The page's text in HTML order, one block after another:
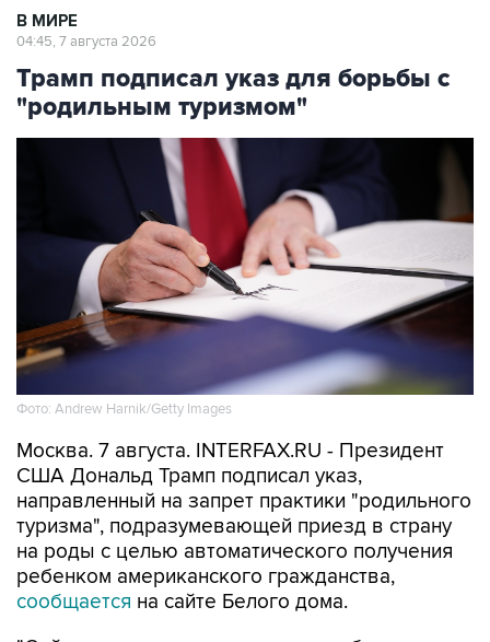
Трамп подписал указ для борьбы с
"родильным туризмом"
Фото: Andrew Harnik/Getty Images
Москва. 7 августа. INTERFAX.RU - Президент
направленный на запрет практики "родильного
туризма", подразумевающей приезд в страну
на роды с целью автоматического получения
ребенком американского гражданства,
сообщаетсяна сайте Белого дома.
"Сейчас люди строят вокруг этого бизнес,